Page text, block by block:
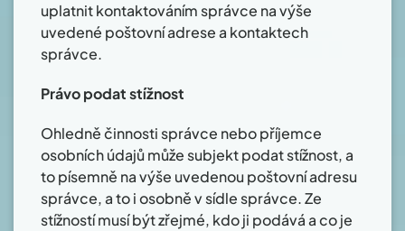
uplatnit kontaktováním správce na výše
uvedené poštovní adrese a kontaktech
správce.
Právo podat stížnost
Ohledně činnosti správce nebo příjemce
osobních údajů může subjekt podat stížnost, a
to písemně na výše uvedenou poštovní adresu
správce, a to i osobně v sídle správce. Ze
stížností musí být zřejmé, kdo ji podává a co je